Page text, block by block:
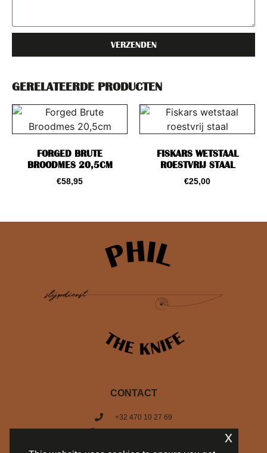
GERELATEERDE PRODUCTEN
FORGED BRUTE
BROODMES 20,5CM
€58,95
FISKARS WETSTAAL
ROESTVRIJ STAAL
€25,00
VERZENDEN
CONTACT
+32 470 10 27 69
info@philtheknife.be
x